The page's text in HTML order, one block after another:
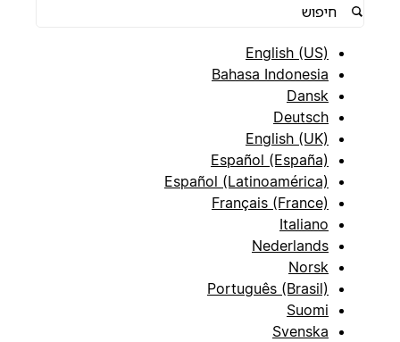
English (US)
Bahasa Indonesia
Dansk
Deutsch
English (UK)
Español (España)
Español (Latinoamérica)
Français (France)
Italiano
Nederlands
Norsk
Português (Brasil)
Suomi
Svenska